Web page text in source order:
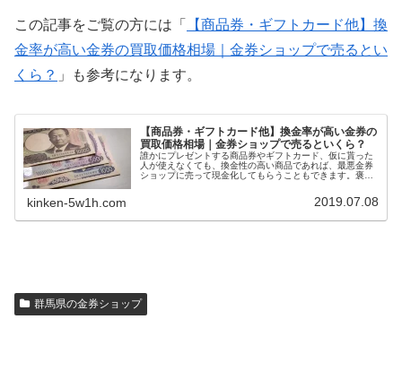
この記事をご覧の方には「
【商品券・ギフトカード他】換
金率が高い金券の買取価格相場｜金券ショップで売るとい
くら？ 」も参考になります。
【商品券・ギフトカード他】換金率が高い金券の
買取価格相場｜金券ショップで売るといくら？
誰かにプレゼントする商品券やギフトカード、仮に貰った
人が使えなくても、換金性の高い商品であれば、最悪金券
ショップに売って現金化してもらうこともできます。褒め
品券やギフトカードを選ぶと、自然に利用できる店舗が多
い金券をプレゼントすることにもなります。今回は、換金
kinken-5w1h.com 2019.07.08
群馬県の金券ショップ